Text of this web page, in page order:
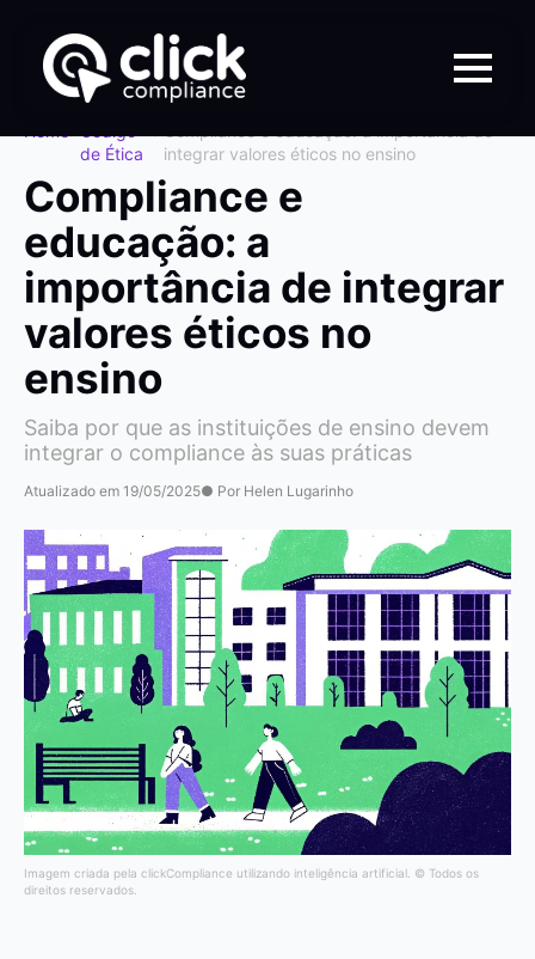
de Ética
integrar valores éticos no ensino
Compliance e
educação: a
importância de integrar
valores éticos no
ensino
Saiba por que as instituições de ensino devem
integrar o compliance às suas práticas
Atualizado em 19/05/2025● Por Helen Lugarinho
Imagem criada pela clickCompliance utilizando inteligência artificial. © Todos os
direitos reservados.